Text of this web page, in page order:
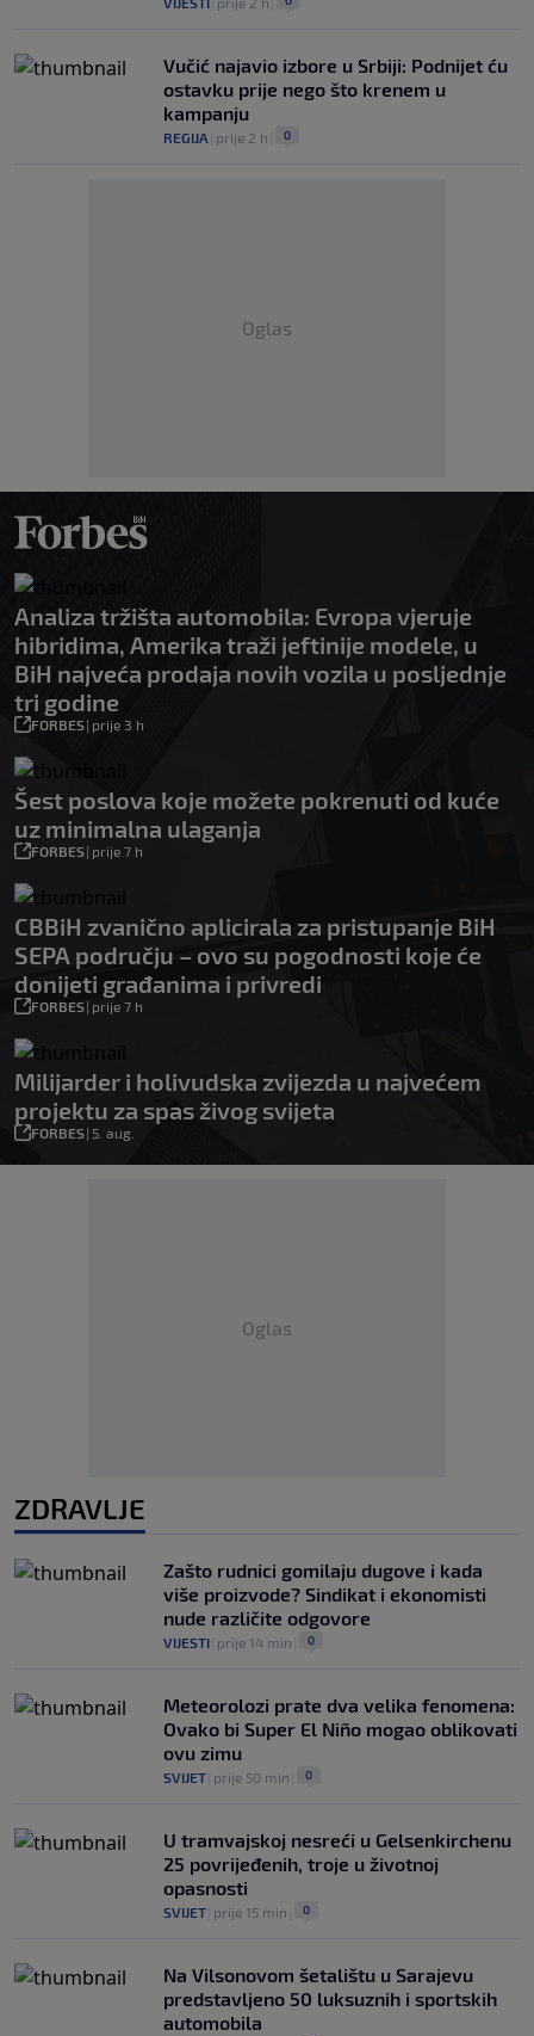
Vučić najavio izbore u Srbiji: Podnijet ću
ostavku prije nego što krenem u
kampanju
REGIJA prije 2 h 0
Oglas
Analiza tržišta automobila: Evropa vjeruje
hibridima, Amerika traži jeftinije modele, u
BiH najveća prodaja novih vozila u posljednje
tri godine
FORBES| prije 3 h
Šest poslova koje možete pokrenuti od kuće
uz minimalna ulaganja
FORBES| prije 7 h
CBBiH zvanično aplicirala za pristupanje BiH
SEPA području – ovo su pogodnosti koje će
donijeti građanima i privredi
FORBES| prije 7 h
Milijarder i holivudska zvijezda u najvećem
projektu za spas živog svijeta
FORBES| 5. aug.
Oglas
ZDRAVLJE
Zašto rudnici gomilaju dugove i kada
više proizvode? Sindikat i ekonomisti
nude različite odgovore
VIJESTI prije 14 min 0
Meteorolozi prate dva velika fenomena:
Ovako bi Super El Niño mogao oblikovati
ovu zimu
SVIJET prije 50 min 0
U tramvajskoj nesreći u Gelsenkirchenu
25 povrijeđenih, troje u životnoj
opasnosti
SVIJET prije 15 min 0
Na Vilsonovom šetalištu u Sarajevu
predstavljeno 50 luksuznih i sportskih
automobila